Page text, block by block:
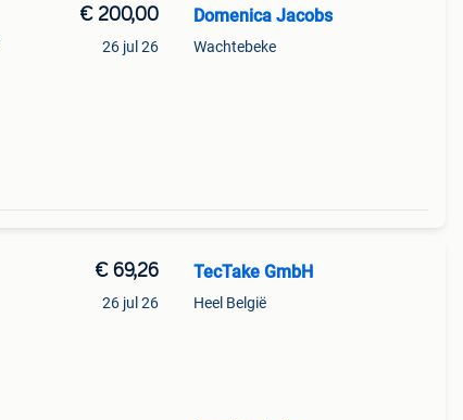
€ 200,00
26 jul 26
Domenica Jacobs
Wachtebeke
€ 69,26
26 jul 26
TecTake GmbH
Heel België